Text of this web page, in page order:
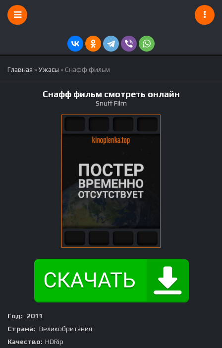
Главная »Ужасы » Снафф фильм
Снафф фильм смотреть онлайн
Snuff Film
Год:
2011
Страна: Великобритания
Качество: HDRip